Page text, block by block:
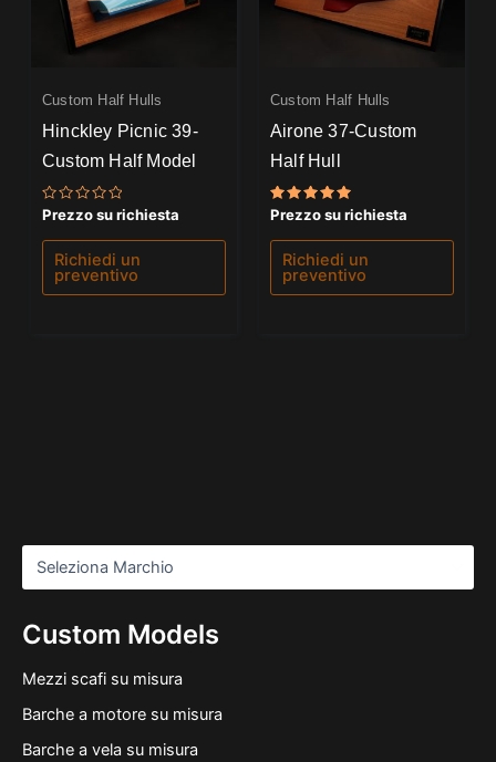
Custom Models
Mezzi scafi su misura
Barche a motore su misura
Barche a vela su misura
Custom Half Hulls
Hinckley Picnic 39-
Custom Half Model
Valutato
su
Prezzo su richiesta
Richiedi un
preventivo
Custom Half Hulls
Airone 37-Custom
Half Hull
Valutato
su 5
Prezzo su richiesta
Richiedi un
preventivo